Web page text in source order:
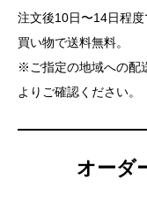
注文後10日〜14日程
買い物で送料無料。
※ご指定の地域への配
よりご確認ください。
オーダ